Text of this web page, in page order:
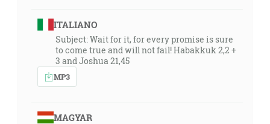
ITALIANO
Subject: Wait for it, for every promise is sure
to come true and will not fail! Habakkuk 2,2 +
3 and Joshua 21,45
MP3
MAGYAR